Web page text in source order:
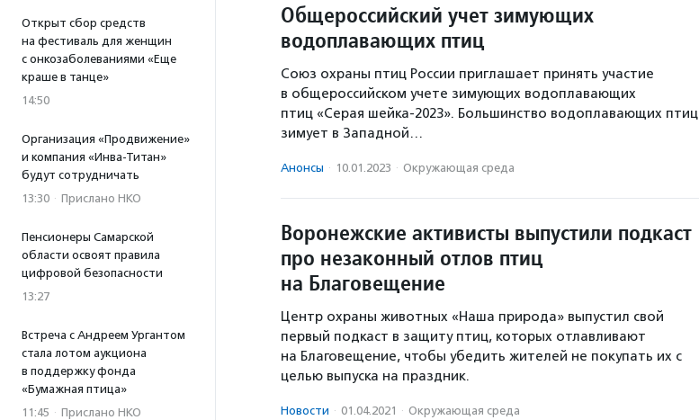
Открыт сбор средств
на фестиваль для женщин
с онкозаболеваниями «Еще
краше в танце»
14:50
Организация «Продвижение»
и компания «Инва-Титан»
будут сотрудничать
13:30 · Прислано НКО
Пенсионеры Самарской
области освоят правила
цифровой безопасности
13:27
Встреча с Андреем Ургантом
стала лотом аукциона
в поддержку фонда
«Бумажная птица»
11:45 · Прислано НКО
Общероссийский учет зимующих
водоплавающих птиц
Союз охраны птиц России приглашает принять участие
в общероссийском учете зимующих водоплавающих
птиц «Серая шейка-2023». Большинство водоплавающих птиц
зимует в Западной…
Анонсы · 10.01.2023 · Окружающая среда
Воронежские активисты выпустили подкаст
про незаконный отлов птиц
на Благовещение
Центр охраны животных «Наша природа» выпустил свой
первый подкаст в защиту птиц, которых отлавливают
на Благовещение, чтобы убедить жителей не покупать их с
целью выпуска на праздник.
Новости · 01.04.2021 · Окружающая среда